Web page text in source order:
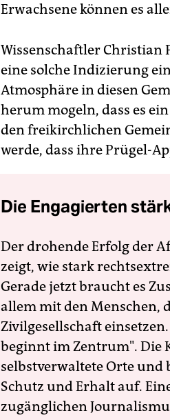
Erwachsene können es
Wissenschaftler Christian
eine solche Indizierung
Atmosphäre in diesen
herum mogeln, dass es
den freikirchlichen
werde, dass ihre Prügel-
Die Engagierten
Der drohende Erfolg der
zeigt, wie stark
Gerade jetzt braucht es
allem mit den Menschen,
Zivilgesellschaft
beginnt im Zentrum". Die
selbstverwaltete Orte und
Schutz und Erhalt auf.
zugänglichen